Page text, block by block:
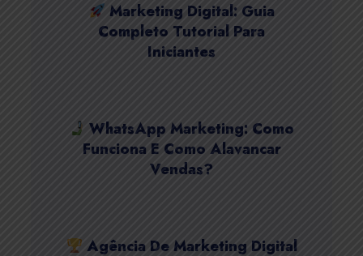
Marketing Digital: Guia
Completo Tutorial Para
Iniciantes
WhatsApp Marketing: Como
Funciona E Como Alavancar
Vendas?
Agência De Marketing Digital